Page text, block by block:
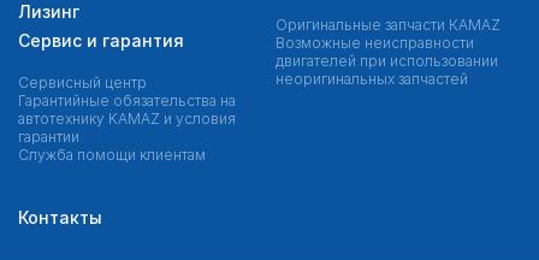
Лизинг
Сервис и гарантия
Сервисный центр
Гарантийные обязательства на
автотехнику KAMAZ и условия
гарантии
Служба помощи клиентам
Оригинальные запчасти КAMAZ
Возможные неисправности
двигателей при использовании
неоригинальных запчастей
Контакты